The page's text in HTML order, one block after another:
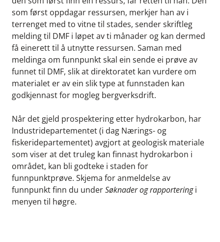
som først oppdagar ressursen, merkjer han av i
terrenget med to vitne til stades, sender skriftleg
melding til DMF i løpet av ti månader og kan dermed
få einerett til å utnytte ressursen. Saman med
meldinga om funnpunkt skal ein sende ei prøve av
funnet til DMF, slik at direktoratet kan vurdere om
materialet er av ein slik type at funnstaden kan
godkjennast for mogleg bergverksdrift.
Når det gjeld prospektering etter hydrokarbon, har
Industridepartementet (i dag Nærings- og
fiskeridepartementet) avgjort at geologisk materiale
som viser at det truleg kan finnast hydrokarbon i
området, kan bli godteke i staden for
funnpunktprøve. Skjema for anmeldelse av
funnpunkt finn du underSøknader og rapporteringi
menyen til høgre.